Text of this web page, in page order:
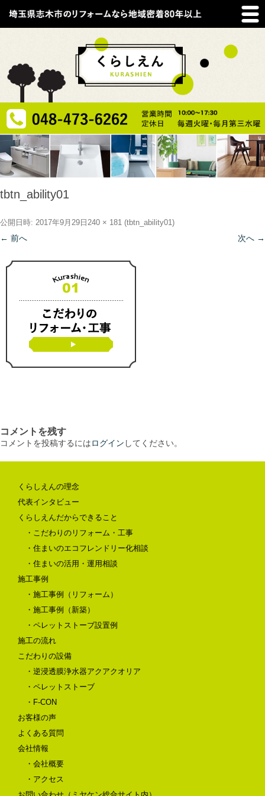
tbtn_ability01
公開日時: 2017年9月29日 240 × 181 (tbtn_ability01 )
← 前へ 次へ →
コメントを残す
コメントを投稿するにはログイン してください。
くらしえんの理念
代表インタビュー
くらしえんだからできること
・こだわりのリフォーム・工事
・住まいのエコフレンドリー化相談
・住まいの活用・運用相談
施工事例
・施工事例（リフォーム）
・施工事例（新築）
・ペレットストーブ設置例
施工の流れ
こだわりの設備
・逆浸透膜浄水器アクアクオリア
・ペレットストーブ
・F-CON
お客様の声
よくある質問
会社情報
・会社概要
・アクセス